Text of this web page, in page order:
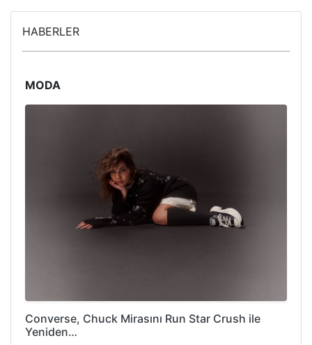
HABERLER
MODA
Converse, Chuck Mirasını Run Star Crush ile
Yeniden…